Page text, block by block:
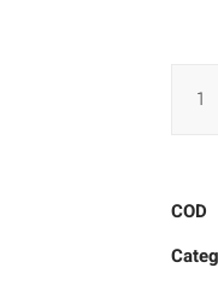
COD